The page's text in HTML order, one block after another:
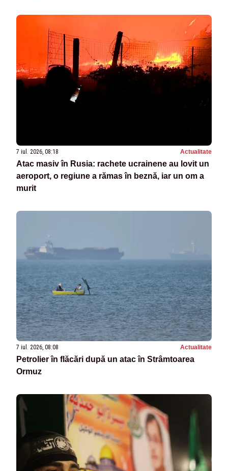
7 iul. 2026, 08:18 Actualitate
Atac masiv în Rusia: rachete ucrainene au lovit un
aeroport, o regiune a rămas în beznă, iar un om a
murit
7 iul. 2026, 08:08 Actualitate
Petrolier în flăcări după un atac în Strâmtoarea
Ormuz